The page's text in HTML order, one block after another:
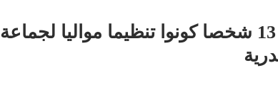
الداخلية: ضبط 13 شخصا كونوا تنظيما مواليا لجماعة